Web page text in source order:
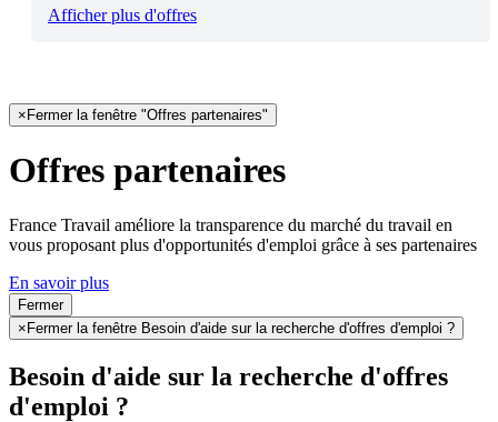
Afficher plus d'offres
× Fermer la fenêtre "Offres partenaires"
Offres partenaires
France Travail améliore la transparence du marché du travail en
vous proposant plus d'opportunités d'emploi grâce à ses partenaires
En savoir plus
Fermer
× Fermer la fenêtre Besoin d'aide sur la recherche d'offres d'emploi ?
Besoin d'aide sur la recherche d'offres
d'emploi ?